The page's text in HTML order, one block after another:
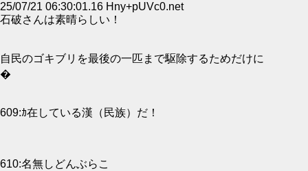
25/07/21 06:30:01.16 Hny+pUVc0.net
石破さんは素晴らしい！
自民のゴキブリを最後の一匹まで駆除するためだけに
�
609:ｶ在している漢（民族）だ！
610:名無しどんぶらこ